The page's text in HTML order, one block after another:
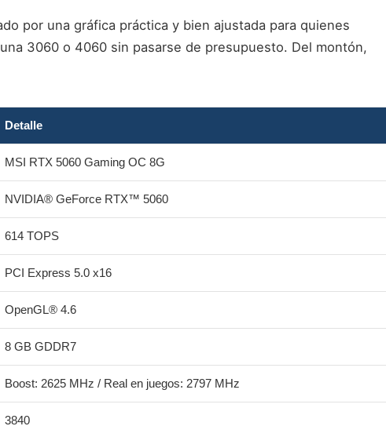
por una gráfica práctica y bien ajustada para quienes
3060 o 4060 sin pasarse de presupuesto. Del montón,
Detalle
MSI RTX 5060 Gaming OC 8G
NVIDIA® GeForce RTX™ 5060
614 TOPS
PCI Express 5.0 x16
OpenGL® 4.6
8 GB GDDR7
Boost: 2625 MHz / Real en juegos: 2797 MHz
3840